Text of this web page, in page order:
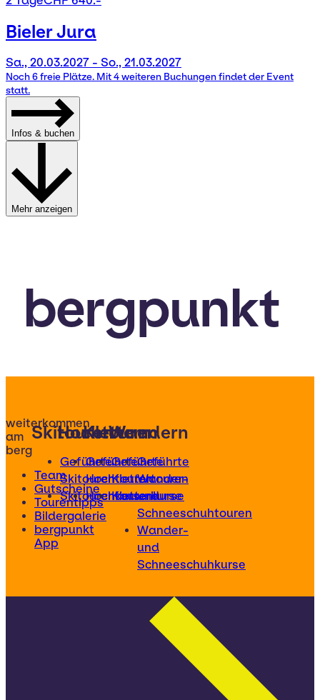
Bieler Jura
Sa., 20.03.2027 - So., 21.03.2027
Noch 6 freie Plätze. Mit 4 weiteren Buchungen findet der Event
statt.
Infos & buchen
Mehr anzeigen
bergpunkt
weiterkommen
am
berg
Team
Gutscheine
Tourentipps
Bildergalerie
bergpunkt
App
Skitouren
Geführte
Skitouren
Skitourenkurse
Hochtouren
Geführte
Hochtouren
Hochtourenkurse
Klettern
Geführte
Klettertouren
Kletterkurse
Wandern
Geführte
Wander-
und
Schneeschuhtouren
Wander-
und
Schneeschuhkurse